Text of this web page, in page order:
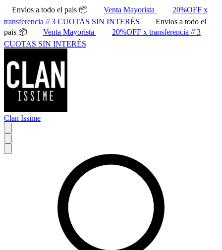
Envios a todo el pais 📦 Venta Mayorista
20%OFF x
transferencia // 3 CUOTAS SIN INTERÉS
Envios a todo el
pais 📦
Venta Mayorista
20%OFF x transferencia // 3
CUOTAS SIN INTERÉS
Clan Issime